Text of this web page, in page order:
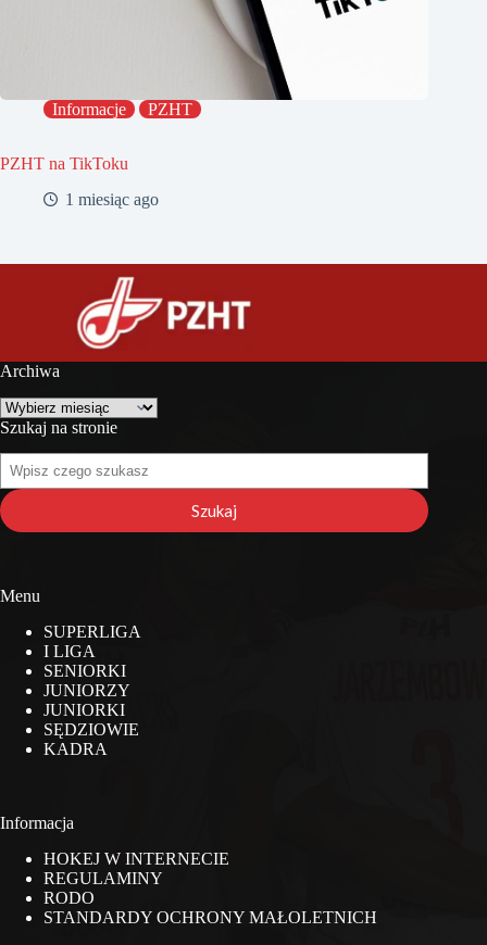
Informacje PZHT
PZHT na TikToku
1 miesiąc ago
Archiwa
Archiwa
Szukaj na stronie
Szukaj
na
stronie
Szukaj
Menu
SUPERLIGA
I LIGA
SENIORKI
JUNIORZY
JUNIORKI
SĘDZIOWIE
KADRA
Informacja
HOKEJ W INTERNECIE
REGULAMINY
RODO
STANDARDY OCHRONY MAŁOLETNICH